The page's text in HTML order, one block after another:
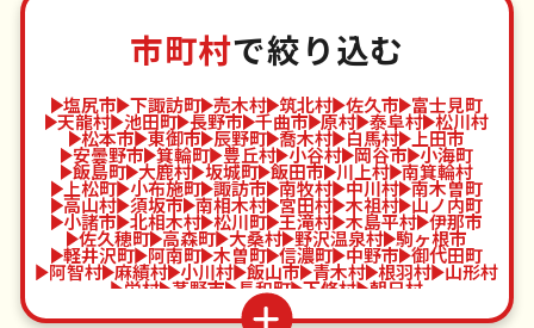
市町村で絞り込む
塩尻市 下諏訪町 売木村 筑北村 佐久市 富士見町
天龍村 池田町 長野市 千曲市 原村 泰阜村 松川村
松本市 東御市 辰野町 喬木村 白馬村 上田市
安曇野市 箕輪町 豊丘村 小谷村 岡谷市 小海町
飯島町 大鹿村 坂城町 飯田市 川上村 南箕輪村
上松町 小布施町 諏訪市 南牧村 中川村 南木曽町
高山村 須坂市 南相木村 宮田村 木祖村 山ノ内町
小諸市 北相木村 松川町 王滝村 木島平村 伊那市
佐久穂町 高森町 大桑村 野沢温泉村 駒ヶ根市
軽井沢町 阿南町 木曽町 信濃町 中野市 御代田町
阿智村 麻績村 小川村 飯山市 青木村 根羽村 山形村
栄村 茅野市 長和町 下條村 朝日村